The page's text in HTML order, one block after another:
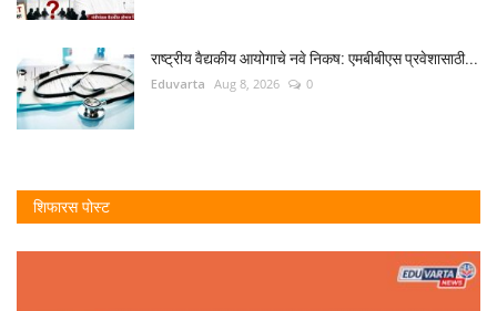
राष्ट्रीय वैद्यकीय आयोगाचे नवे निकष: एमबीबीएस प्रवेशासाठी...
Eduvarta Aug 8, 2026 0
शिफारस पोस्ट